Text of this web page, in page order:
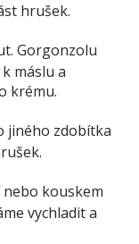
hrušek.
Gorgonzolu
máslu a
krému.
jiného zdobítka
kouskem
vychladit a